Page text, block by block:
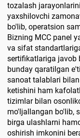
tozalash
yaxshilovchi
bo'lib, operatsion
Bizning MCC panel
va sifat
sertifikatlariga javob
bunday qaratilgan
sanoat talablari
ketishini ham
tizimlar bilan
mo'ljallangan bo'lib,
birga ulashlarni
oshirish imkonini